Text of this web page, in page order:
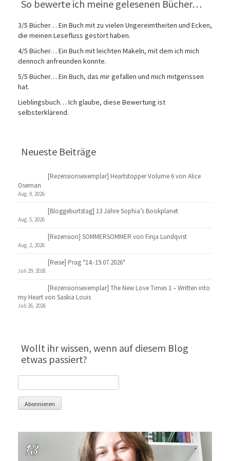
So bewerte ich meine gelesenen Bücher…
3/5 Bücher… Ein Buch mit zu vielen Ungereimtheiten und Ecken,
die meinen Lesefluss gestört haben.
4/5 Bücher… Ein Buch mit leichten Makeln, mit dem ich mich
dennoch anfreunden konnte.
5/5 Bücher… Ein Buch, das mir gefallen und mich mitgerissen
hat.
Lieblingsbuch… Ich glaube, diese Bewertung ist
selbsterklärend.
Neueste Beiträge
[Rezensionsexemplar] Heartstopper Volume 6 von Alice
Oseman
Aug. 9, 2026
[Bloggeburtstag] 13 Jahre Sophia’s Bookplanet
Aug. 5, 2026
[Rezension] SOMMERSOMMER von Finja Lundqvist
Aug. 2, 2026
[Reise] Prag *14.-19.07.2026*
Juli 29, 2026
[Rezensionsexemplar] The New Love Times 1 – Written into
my Heart von Saskia Louis
Juli 26, 2026
Wollt ihr wissen, wenn auf diesem Blog
etwas passiert?